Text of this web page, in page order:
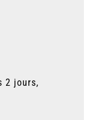
2 jours,